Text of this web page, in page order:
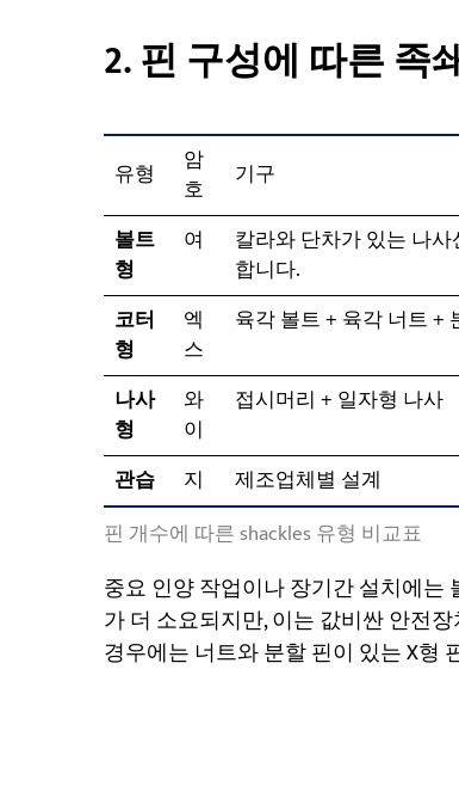
2. 핀 구성에 따른 족
유형
암
호
기구
볼트
형
여
칼라와 단차가 있는 나
합니다.
코터
형
엑
스
육각 볼트 + 육각 너트 +
나사
형
와
이
접시머리 + 일자형 나사
관습 지 제조업체별 설계
핀 개수에 따른 shackles 유형 비교표
중요 인양 작업이나 장기간 설치에는
가 더 소요되지만, 이는 값비싼 안전
경우에는 너트와 분할 핀이 있는 X형